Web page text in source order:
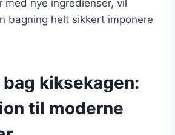
med nye ingredienser, vil
bagning helt sikkert imponere
kiksekagen:
til moderne